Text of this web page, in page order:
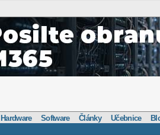
Hardware Software Články Učebnice